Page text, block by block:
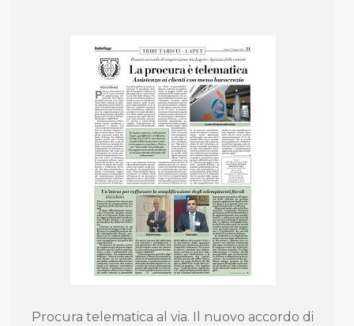
Procura telematica al via. Il nuovo accordo di